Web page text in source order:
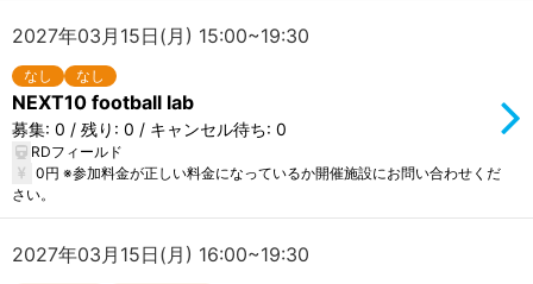
2027年03月15日(月) 15:00~19:30
なし なし
NEXT10 football lab
募集: 0 / 残り: 0 / キャンセル待ち: 0
RDフィールド
0円 ※参加料金が正しい料金になっているか開催施設にお問い合わせくだ
さい。
2027年03月15日(月) 16:00~19:30